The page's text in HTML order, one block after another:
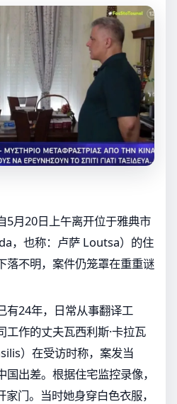
5月20日上午离开位于雅典市
，也称：卢萨 Loutsa）的住
落不明，案件仍笼罩在重重谜
有24年，日常从事翻译工
作的丈夫瓦西利斯·卡拉瓦
）在受访时称，案发当
出差。根据住宅监控录像，
门。当时她身穿白色衣服，